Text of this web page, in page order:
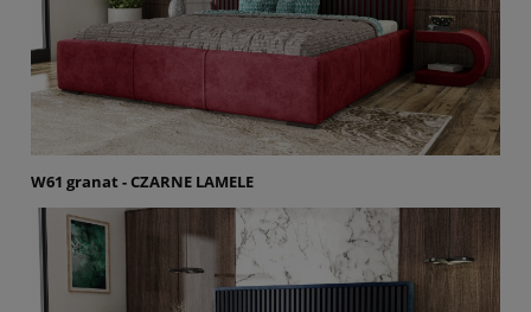
W61 granat - CZARNE LAMELE